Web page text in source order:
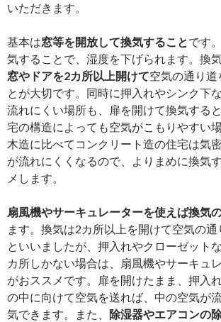
いただきます。
基本は窓等を開放して換気することです
気することで、湿度を下げられます。換
窓やドアを2カ所以上開けて空気の通り道
とが大切です。同時に押入れやシンク下
流れにくい場所も、扉を開けて換気する
宅の構造によっても空気がこもりやすい
木造に比べてコンクリート造の住宅は気
が流れにくくなるので、よりまめに換気
メします。
扇風機やサーキュレーターを使えば換気
ます。換気は2カ所以上を開けて空気の
といいましたが、押入れやクローゼット
カ所しかない場合は、扇風機やサーキュ
がおススメです。扉を開けたまま、押入
の中に向けて空気を送れば、中の空気が
気できます。また、
除湿器やエアコンの